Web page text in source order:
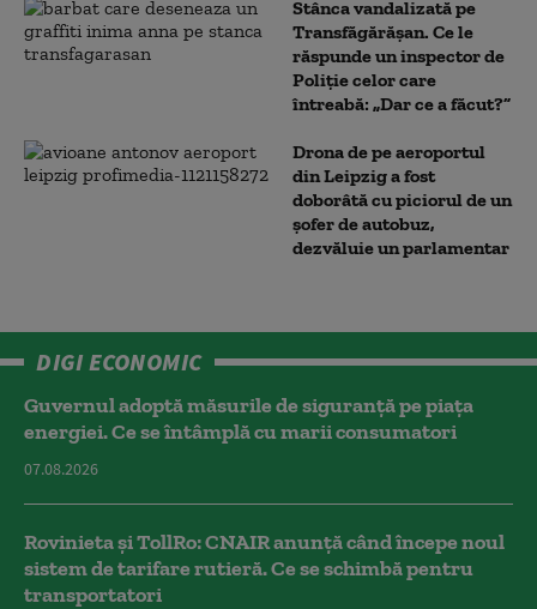
Stânca vandalizată pe
Transfăgărășan. Ce le
răspunde un inspector de
Poliție celor care
întreabă: „Dar ce a făcut?”
Drona de pe aeroportul
din Leipzig a fost
doborâtă cu piciorul de un
şofer de autobuz,
dezvăluie un parlamentar
DIGI ECONOMIC
Guvernul adoptă măsurile de siguranță pe piața
energiei. Ce se întâmplă cu marii consumatori
07.08.2026
Rovinieta și TollRo: CNAIR anunță când începe noul
sistem de tarifare rutieră. Ce se schimbă pentru
transportatori